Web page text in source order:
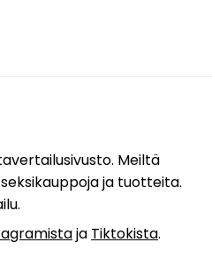
Meiltä
ja tuotteita.
ja Tiktokista.